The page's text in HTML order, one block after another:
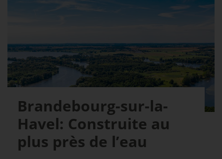
Brandebourg-sur-la-
Havel: Construite au
plus près de l’eau